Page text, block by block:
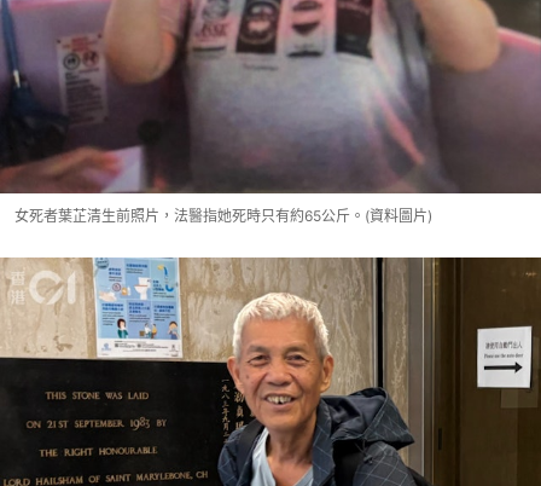
女死者葉芷清生前照片，法醫指她死時只有約65公斤。(資料圖片)